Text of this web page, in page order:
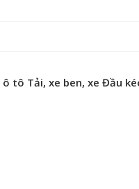
tô Tải, xe ben, xe Đầu